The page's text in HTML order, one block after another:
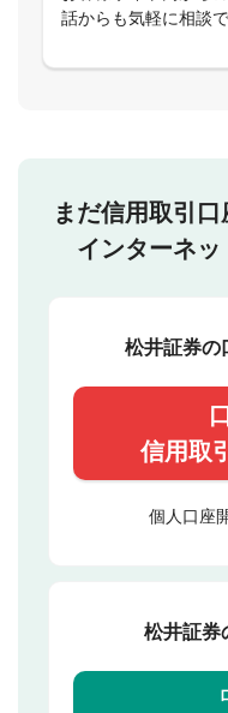
話からも気軽に相談で
まだ信用取引口
インターネッ
松井証券の
信用取
個人口座
松井証券